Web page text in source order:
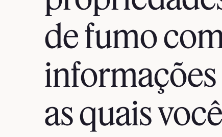
de fumo
as quais